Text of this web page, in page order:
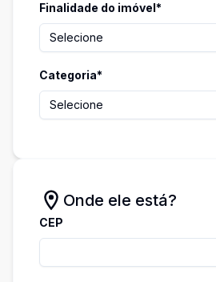
Finalidade do imóvel*
Selecione
Categoria*
Selecione
Onde ele está?
CEP